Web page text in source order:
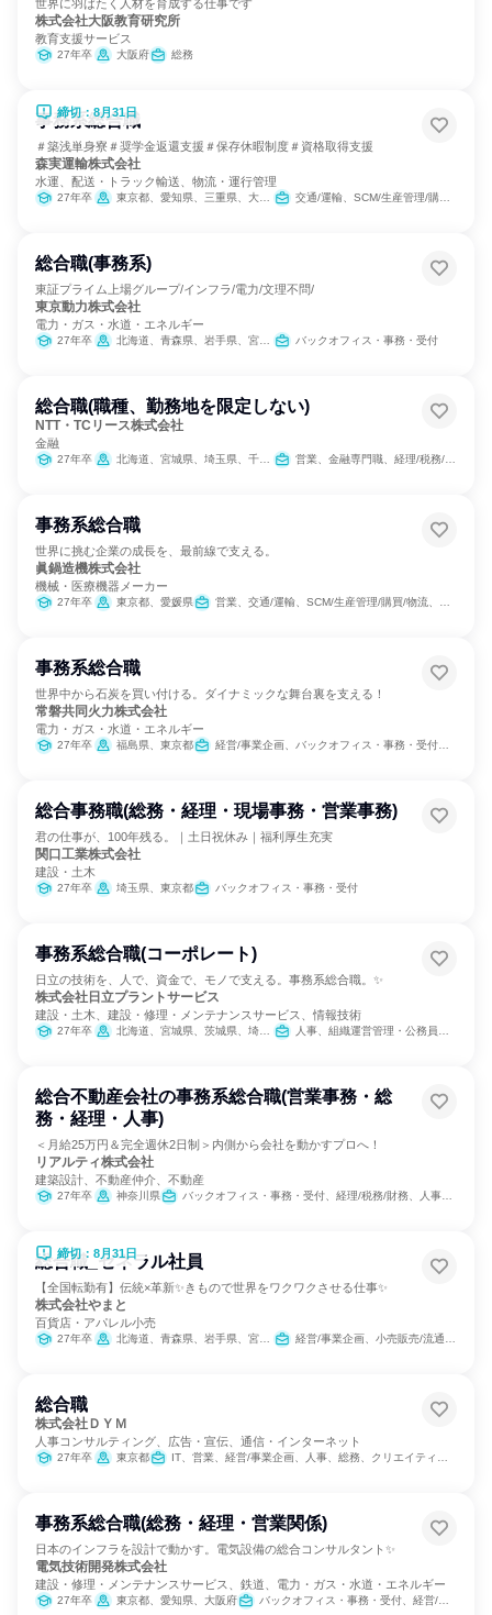
世界に羽ばたく人材を育成する仕事です
株式会社大阪教育研究所
教育支援サービス
27年卒 大阪府 総務
締切：8月31日
事務系総合職
＃築浅単身寮＃奨学金返還支援＃保存休暇制度＃資格取得支援
森実運輸株式会社
水運、配送・トラック輸送、物流・運行管理
27年卒 東京都、愛知県、三重県、大阪府、愛媛県、福岡県 交通/運輸、SCM/生産管理/購買/物流、人事、総務、広報/IR、組織運営管理・公務員・事務系職種、バックオフィス・事務・受付
総合職(事務系)
東証プライム上場グループ/インフラ/電力/文理不問/
東京動力株式会社
電力・ガス・水道・エネルギー
27年卒 北海道、青森県、岩手県、宮城県、福島県、茨城県、埼玉県、千葉県、東京都、神奈川県、新潟県、福井県、静岡県、大阪府、兵庫県、岡山県、広島県、長崎県 バックオフィス・事務・受付
総合職(職種、勤務地を限定しない)
NTT・TCリース株式会社
金融
27年卒 北海道、宮城県、埼玉県、千葉県、東京都、神奈川県、新潟県、富山県、石川県、長野県、静岡県、愛知県、京都府、大阪府、兵庫県、広島県、香川県、熊本県 営業、金融専門職、経理/税務/財務、人事、総務、法務/知財
事務系総合職
世界に挑む企業の成長を、最前線で支える。
眞鍋造機株式会社
機械・医療機器メーカー
27年卒 東京都、愛媛県 営業、交通/運輸、SCM/生産管理/購買/物流、経理/税務/財務、人事、総務、法務/知財、組織運営管理・公務員・事務系職種
事務系総合職
世界中から石炭を買い付ける。ダイナミックな舞台裏を支える！
常磐共同火力株式会社
電力・ガス・水道・エネルギー
27年卒 福島県、東京都 経営/事業企画、バックオフィス・事務・受付、SCM/生産管理/購買/物流、経理/税務/財務、人事、総務、法務/知財、IT、広報/IR
総合事務職(総務・経理・現場事務・営業事務)
君の仕事が、100年残る。｜土日祝休み｜福利厚生充実
関口工業株式会社
建設・土木
27年卒 埼玉県、東京都 バックオフィス・事務・受付
事務系総合職(コーポレート)
日立の技術を、人で、資金で、モノで支える。事務系総合職。✨
株式会社日立プラントサービス
建設・土木、建設・修理・メンテナンスサービス、情報技術
27年卒 北海道、宮城県、茨城県、埼玉県、東京都、神奈川県、愛知県、大阪府、広島県、福岡県 人事、組織運営管理・公務員・事務系職種
総合不動産会社の事務系総合職(営業事務・総
務・経理・人事)
＜月給25万円＆完全週休2日制＞内側から会社を動かすプロへ！
リアルティ株式会社
建築設計、不動産仲介、不動産
27年卒 神奈川県 バックオフィス・事務・受付、経理/税務/財務、人事、総務
締切：8月31日
総合職_ゼネラル社員
【全国転勤有】伝統×革新✨きもので世界をワクワクさせる仕事✨
株式会社やまと
百貨店・アパレル小売
27年卒 北海道、青森県、岩手県、宮城県、茨城県、栃木県、群馬県、埼玉県、千葉県、東京都、神奈川県、富山県、石川県、山梨県、静岡県、愛知県、京都府、大阪府、兵庫県、岡山県、広島県、香川県、高知県、福岡県、長崎県、熊本県、大分県、宮崎県、鹿児島県 経営/事業企画、小売販売/流通、営業、経理/税務/財務、人事、総務、広報/IR、クリエイティブ/デザイン職、商品企画、製造・生産工程、マーケティング・広告・宣伝、カスタマーサポート/コールセンター
総合職
株式会社ＤＹＭ
人事コンサルティング、広告・宣伝、通信・インターネット
27年卒 東京都 IT、営業、経営/事業企画、人事、総務、クリエイティブ/デザイン職、商品企画、マーケティング・広告・宣伝、カスタマーサクセス
事務系総合職(総務・経理・営業関係)
日本のインフラを設計で動かす。電気設備の総合コンサルタント✨
電気技術開発株式会社
建設・修理・メンテナンスサービス、鉄道、電力・ガス・水道・エネルギー
27年卒 東京都、愛知県、大阪府 バックオフィス・事務・受付、経営/事業企画、交通/運輸、経理/税務/財務、人事、総務、法務/知財、IT